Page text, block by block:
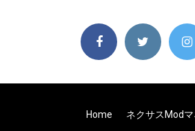
Home ネクサスmod